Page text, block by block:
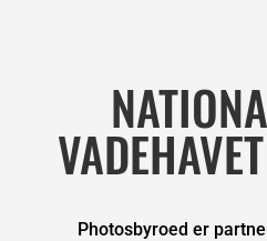
Photosbyroed er